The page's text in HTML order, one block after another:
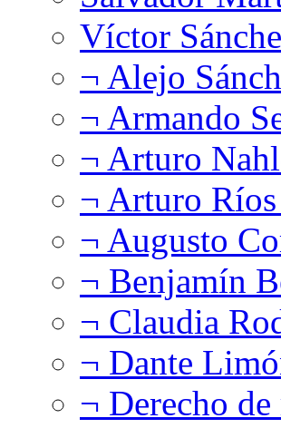
Víctor
¬ Alejo
¬ Armando
¬ Arturo
¬ Arturo
¬ Augusto
¬ Benjamín
¬ Claudia
¬ Dante
¬ Derecho